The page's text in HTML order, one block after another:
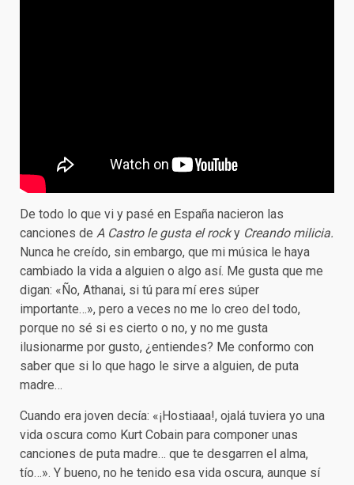
De todo lo que vi y pasé en España nacieron las
canciones de A Castro le gusta el rocky Creando milicia.
Nunca he creído, sin embargo, que mi música le haya
cambiado la vida a alguien o algo así. Me gusta que me
digan: «Ño, Athanai, si tú para mí eres súper
importante…», pero a veces no me lo creo del todo,
porque no sé si es cierto o no, y no me gusta
ilusionarme por gusto, ¿entiendes? Me conformo con
saber que si lo que hago le sirve a alguien, de puta
madre…
Cuando era joven decía: «¡Hostiaaa!, ojalá tuviera yo una
vida oscura como Kurt Cobain para componer unas
canciones de puta madre… que te desgarren el alma,
tío…». Y bueno, no he tenido esa vida oscura, aunque sí